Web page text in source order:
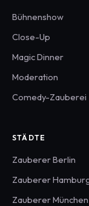
Bühnenshow
Close-Up
Magic Dinner
Moderation
Comedy-Zauberei
STÄDTE
ZaubererBerlin
Zauberer
ZaubererMünchen